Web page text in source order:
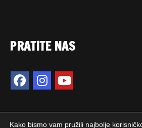
PRATITE NAS
Kako bismo vam pružili najbolje